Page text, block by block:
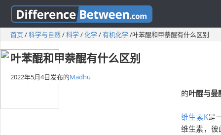
首页/科学与自然/科学/化学/有机化学/叶苯醌和甲萘醌有什么区别
叶苯醌和甲萘醌有什么区别
2022年5月4日发布的Madhu
的叶醌与曼
维生素K是
维生素，